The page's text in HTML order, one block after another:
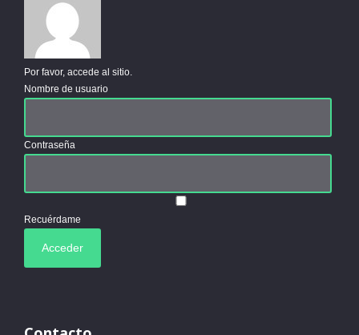
Por favor, accede al sitio.
Nombre de usuario
Contraseña
Recuérdame